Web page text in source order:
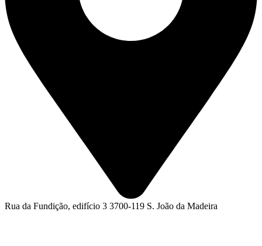
Rua da Fundição, edifício 3 3700-119 S. João da Madeira